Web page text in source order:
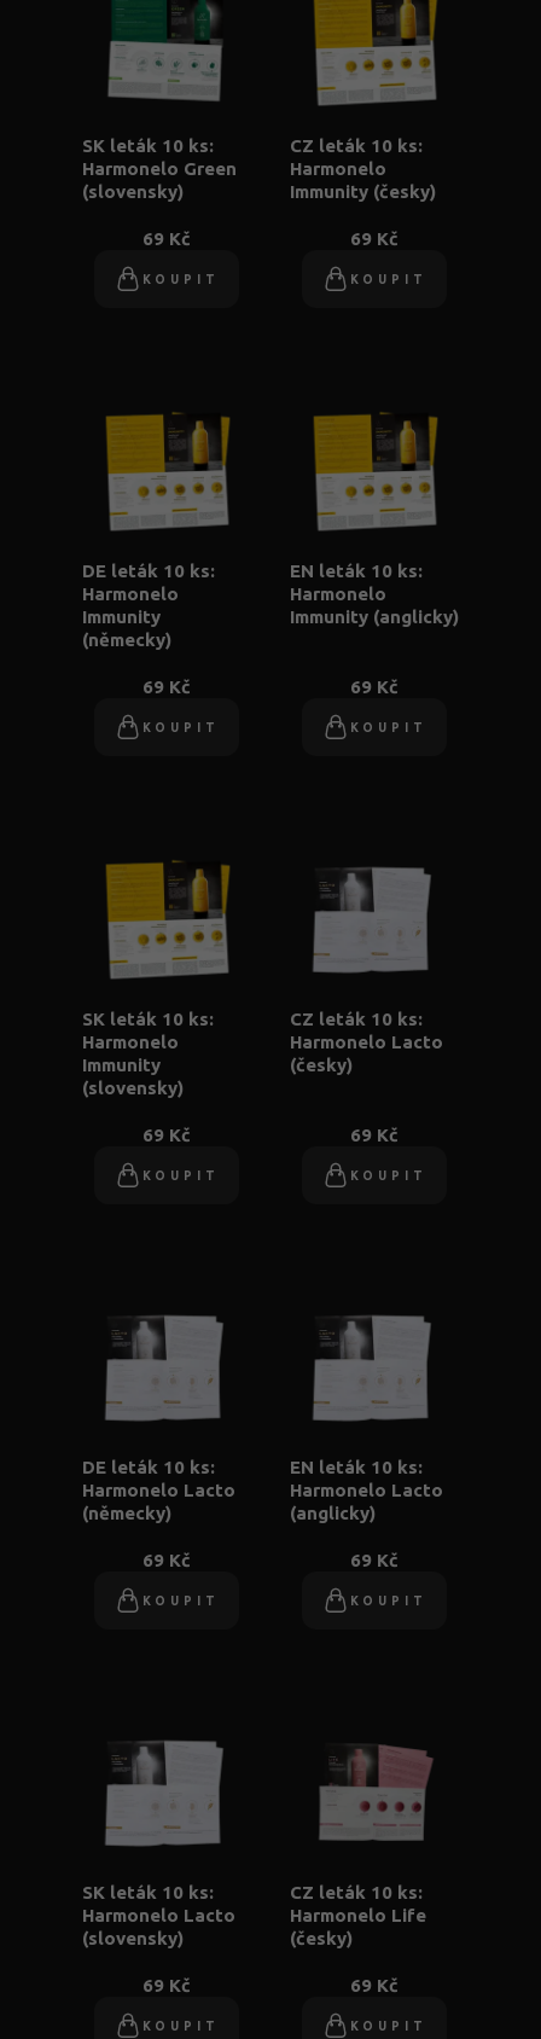
SK leták 10 ks:
Harmonelo Green
(slovensky)
69 Kč
KOUPIT
CZ leták 10 ks:
Harmonelo
Immunity (česky)
69 Kč
KOUPIT
DE leták 10 ks:
Harmonelo
Immunity
(německy)
69 Kč
KOUPIT
EN leták 10 ks:
Harmonelo
Immunity (anglicky)
69 Kč
KOUPIT
SK leták 10 ks:
Harmonelo
Immunity
(slovensky)
69 Kč
KOUPIT
CZ leták 10 ks:
Harmonelo Lacto
(česky)
69 Kč
KOUPIT
DE leták 10 ks:
Harmonelo Lacto
(německy)
69 Kč
KOUPIT
EN leták 10 ks:
Harmonelo Lacto
(anglicky)
69 Kč
KOUPIT
SK leták 10 ks:
Harmonelo Lacto
(slovensky)
69 Kč
KOUPIT
CZ leták 10 ks:
Harmonelo Life
(česky)
69 Kč
KOUPIT